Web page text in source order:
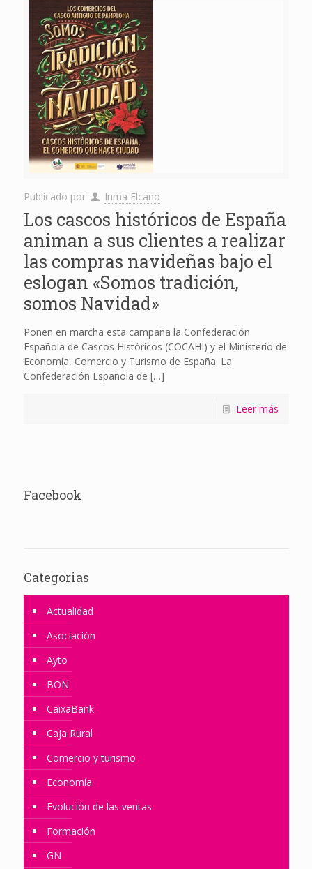
Publicado por Inma Elcano
Los cascos históricos de España
animan a sus clientes a realizar
las compras navideñas bajo el
eslogan «Somos tradición,
somos Navidad»
Ponen en marcha esta campaña la Confederación
Española de Cascos Históricos (COCAHI) y el Ministerio de
Economía, Comercio y Turismo de España. La
Confederación Española de […]
Leer más
Facebook
Categorias
Actualidad
Asociación
Ayto
BON
CaixaBank
Caja Rural
Comercio y turismo
Economía
Evolución de las ventas
Formación
GN